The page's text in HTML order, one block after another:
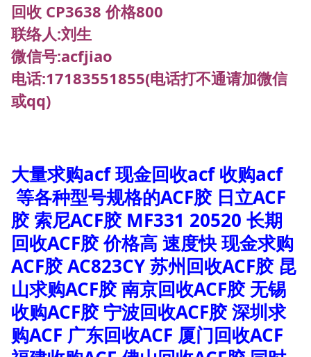
回收 CP3638 价格800
联络人:刘生
微信号:acfjiao
电话:17183551855(电话打不通请加微信
或qq)
大量求购acf 现金回收acf 收购acf
等各种型号规格的ACF胶 日立ACF
胶 索尼ACF胶 MF331 20520 长期
回收ACF胶 价格高 速度快 现金求购
ACF胶 AC823CY 苏州回收ACF胶 昆
山求购ACF胶 南京回收ACF胶 无锡
收购ACF胶 宁波回收ACF胶 深圳求
购ACF 广东回收ACF 厦门回收ACF